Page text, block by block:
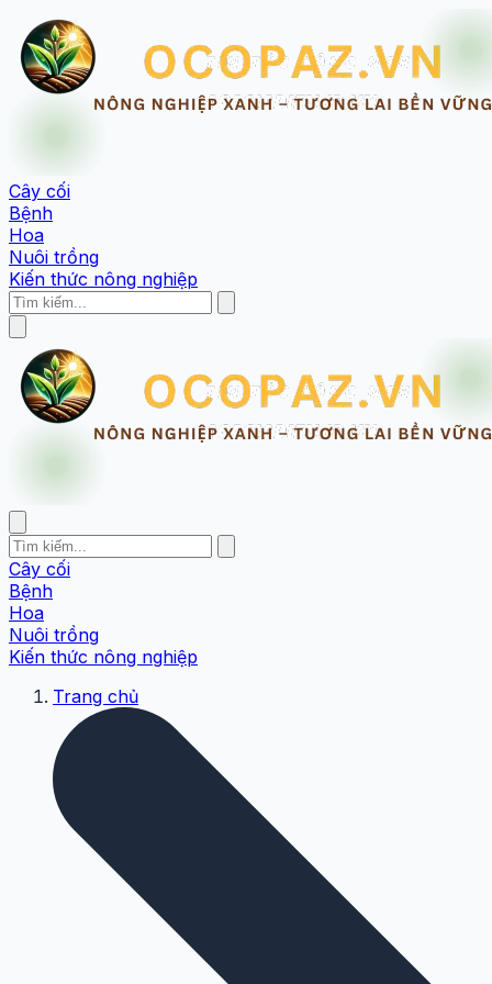
Cây cối
Bệnh
Hoa
Nuôi trồng
Kiến thức nông nghiệp
Cây cối
Bệnh
Hoa
Nuôi trồng
Kiến thức nông nghiệp
Trang chủ